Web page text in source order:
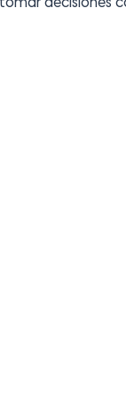
tomar decisiones